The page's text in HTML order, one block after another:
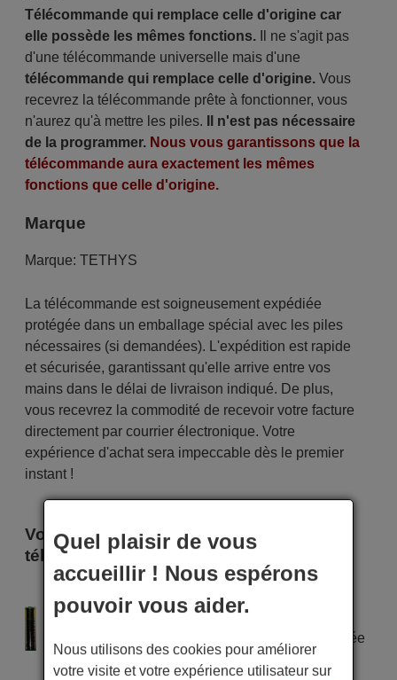
Télécommande qui remplace celle d'origine car
elle possède les mêmes fonctions.Il ne s'agit pas
d'une télécommande universelle mais d'une
télécommande qui remplace celle d'origine.Vous
recevrez la télécommande prête à fonctionner, vous
n'aurez qu'à mettre les piles.
Il n'est pas nécessaire
de la programmer. Nous vous garantissons que la
télécommande aura exactement les mêmes
fonctions que celle d'origine.
Marque
Marque: TETHYS
La télécommande est soigneusement expédiée
protégée dans un emballage spécial avec les piles
nécessaires (si demandées). L'expédition est rapide
et sécurisée, garantissant qu'elle arrive entre vos
mains dans le délai de livraison indiqué. De plus,
vous recevrez la commodité de recevoir votre facture
directement par courrier électronique. Votre
expérience d'achat sera impeccable dès le premier
instant !
Voici certains modèles qui utilisent cette
télécommande
Alimentation : 2 piles type AAA
Pile alcaline type AAA LR06 tension 1,5 V utilisée
dans la grande majorité de télécommandes.
Quel plaisir de vous
accueillir ! Nous espérons
pouvoir vous aider.
Nous utilisons des cookies pour améliorer
votre visite et votre expérience utilisateur sur